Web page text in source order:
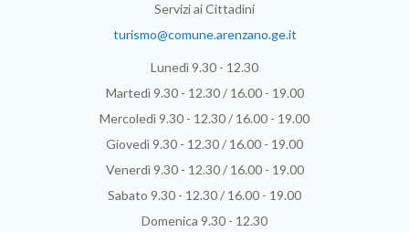
Servizi ai Cittadini
turismo@comune.arenzano.ge.it
Lunedì 9.30 - 12.30
Martedì 9.30 - 12.30 / 16.00 - 19.00
Mercoledì 9.30 - 12.30 / 16.00 - 19.00
Giovedì 9.30 - 12.30 / 16.00 - 19.00
Venerdì 9.30 - 12.30 / 16.00 - 19.00
Sabato 9.30 - 12.30 / 16.00 - 19.00
Domenica 9.30 - 12.30